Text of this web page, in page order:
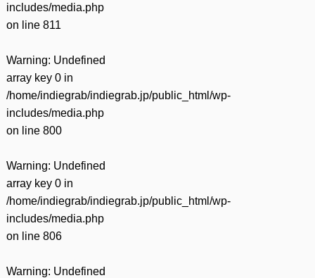
includes/media.php
on line 811
Warning: Undefined
array key 0 in
/home/indiegrab/indiegrab.jp/public_html/wp-
includes/media.php
on line 800
Warning: Undefined
array key 0 in
/home/indiegrab/indiegrab.jp/public_html/wp-
includes/media.php
on line 806
Warning: Undefined